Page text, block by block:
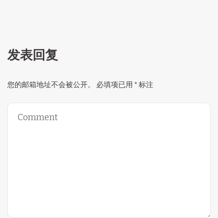
发表回复
您的邮箱地址不会被公开。 必填项已用 * 标注